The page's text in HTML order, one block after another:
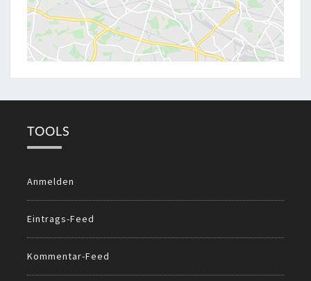
TOOLS
Anmelden
Eintrags-Feed
Kommentar-Feed